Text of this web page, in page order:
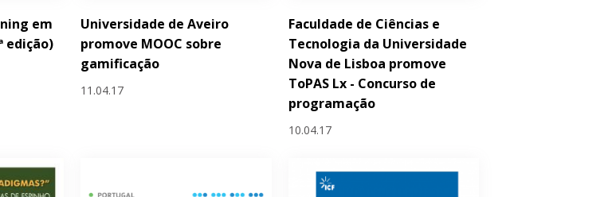
em
edição)
Universidade de Aveiro
promove MOOC sobre
gamificação
11.04.17
Faculdade de Ciências e
Tecnologia da Universidade
Nova de Lisboa promove
ToPAS Lx - Concurso de
programação
10.04.17